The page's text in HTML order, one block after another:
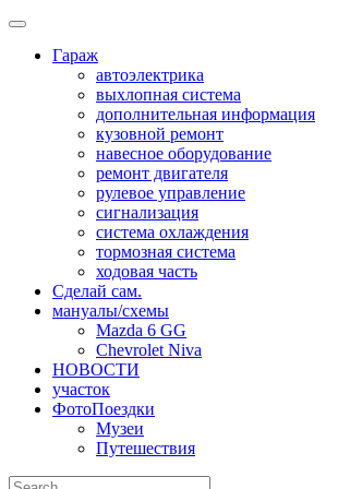
Skip
contentГараж
автоэлектрика
выхлопная система
дополнительная информация
кузовной ремонт
навесное оборудование
ремонт двигателя
рулевое управление
сигнализация
система охлаждения
тормозная система
ходовая часть
Сделай сам.
мануалы/схемы
Mazda 6 GG
Chevrolet Niva
НОВОСТИ
участок
ФотоПоездки
Музеи
Путешествия
Search